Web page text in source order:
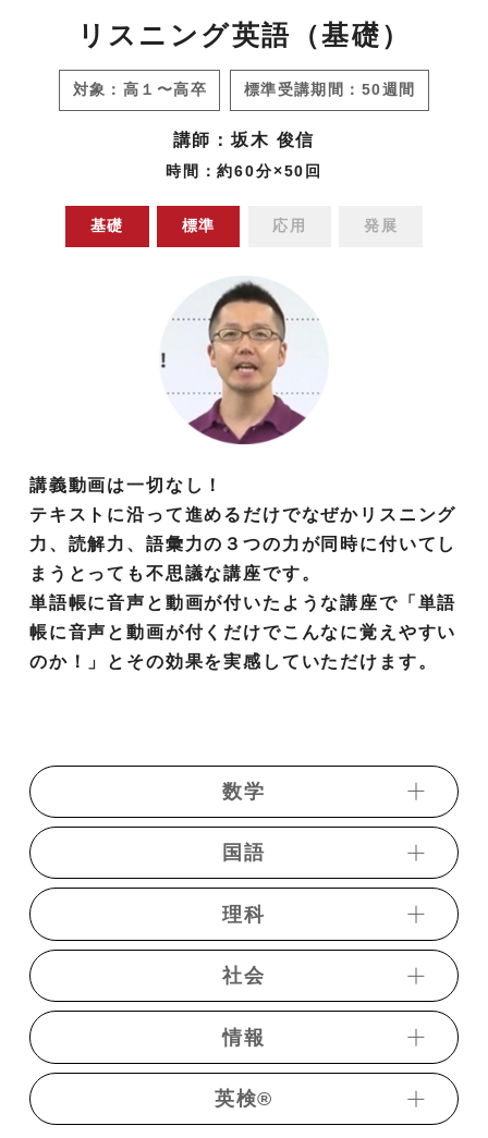
リスニング英語（基礎）
対象：高１〜高卒 標準受講期間：50週間
講師：坂木 俊信
時間：約60分×50回
基礎 標準 応用 発展
講義動画は一切なし！
テキストに沿って進めるだけでなぜかリスニング
力、読解力、語彙力の３つの力が同時に付いてし
まうとっても不思議な講座です。
単語帳に音声と動画が付いたような講座で「単語
帳に音声と動画が付くだけでこんなに覚えやすい
のか！」とその効果を実感していただけます。
数学
・トレーニング数学【中学】
・数学α講座ⅠＡ
・初歩からの「トレーニング数学Ⅰ」
・初歩からの「トレーニング数学Ａ」
・数学α講座ⅡＢ
・数学α講座C
・初歩からの「トレーニング数学Ⅱ」
国語
・短期完成中学国語
・必須現代文
・すいすい現代文【入門編】
・レベルアップ現代文
・決戦現代文
・共通テスト現代文過去問演習
理科
・物理基礎講義
・物理【新課程対応パッケージ】
・Basic物理（演習編）
・二次私大物理演習（基礎〜標準編）
社会
・歴史総合
・共通テスト歴史総合過去問演習
・日本史講義
情報
・共通テスト対策情報演習
英検®︎